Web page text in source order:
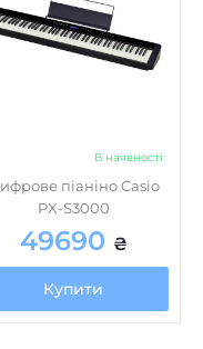
В наявності
піаніно Casio
PX-S3000
49690 ₴
Купити